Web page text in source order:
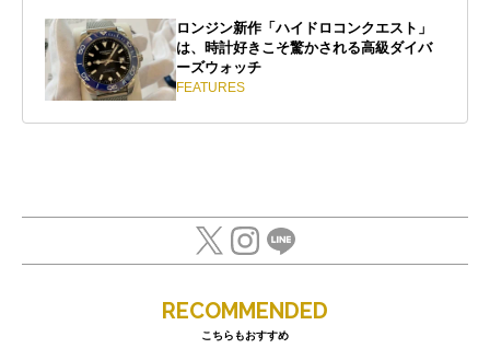
ロンジン新作「ハイドロコンクエスト」
は、時計好きこそ驚かされる高級ダイバ
ーズウォッチ
FEATURES
RECOMMENDED
こちらもおすすめ